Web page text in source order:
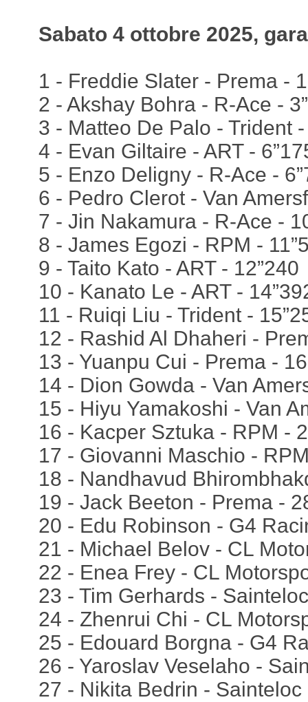
Sabato 4 ottobre 2025,
1 - Freddie Slater - Prema -
2 - Akshay Bohra - R-Ace -
3 - Matteo De Palo - Trident -
4 - Evan Giltaire - ART -
5 - Enzo Deligny - R-Ace -
6 - Pedro Clerot - Van
7 - Jin Nakamura - R-Ace -
8 - James Egozi - RPM -
9 - Taito Kato - ART - 12”240
10 - Kanato Le - ART -
11 - Ruiqi Liu - Trident -
12 - Rashid Al Dhaheri -
13 - Yuanpu Cui - Prema -
14 - Dion Gowda - Van
15 - Hiyu Yamakoshi - Van
16 - Kacper Sztuka - RPM -
17 - Giovanni Maschio -
18 - Nandhavud
19 - Jack Beeton - Prema -
20 - Edu Robinson - G4
21 - Michael Belov - CL
22 - Enea Frey - CL
23 - Tim Gerhards -
24 - Zhenrui Chi - CL
25 - Edouard Borgna - G4
26 - Yaroslav Veselaho -
27 - Nikita Bedrin - Sainteloc